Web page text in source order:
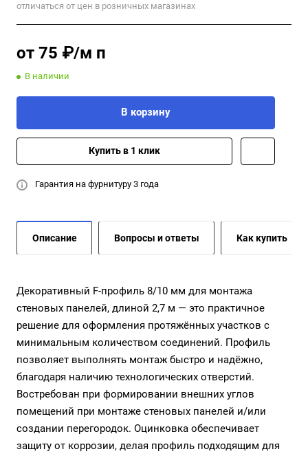
отличаться от цен в розничных магазинах
от 75 ₽/м п
В наличии
В корзину
Купить в 1 клик
Гарантия на фурнитуру 3 года
Описание Вопросы и ответы Как купить
Декоративный F-профиль 8/10 мм для монтажа
стеновых панелей, длиной 2,7 м — это практичное
решение для оформления протяжённых участков с
минимальным количеством соединений. Профиль
позволяет выполнять монтаж быстро и надёжно,
благодаря наличию технологических отверстий.
Востребован при формировании внешних углов
помещений при монтаже стеновых панелей и/или
создании перегородок. Оцинковка обеспечивает
защиту от коррозии, делая профиль подходящим для